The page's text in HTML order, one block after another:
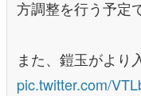
方調整を行う予定
また、鎧玉がよ
pic.twitter.com/